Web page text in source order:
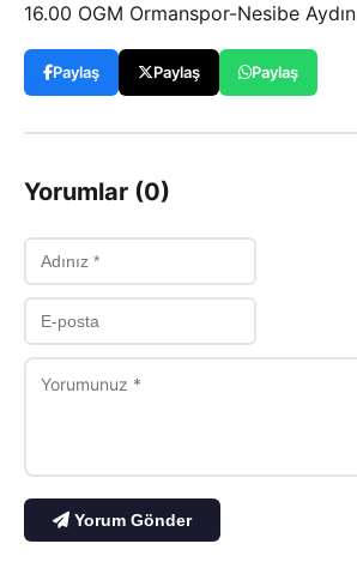
16.00 OGM Ormanspor-Nesibe Aydın
Paylaş Paylaş Paylaş
Yorumlar (0)
Yorum Gönder